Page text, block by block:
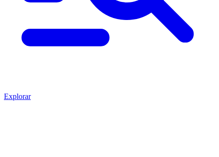
Explorar